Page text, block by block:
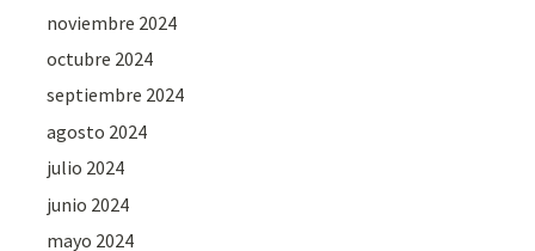
noviembre 2024
octubre 2024
septiembre 2024
agosto 2024
julio 2024
junio 2024
mayo 2024